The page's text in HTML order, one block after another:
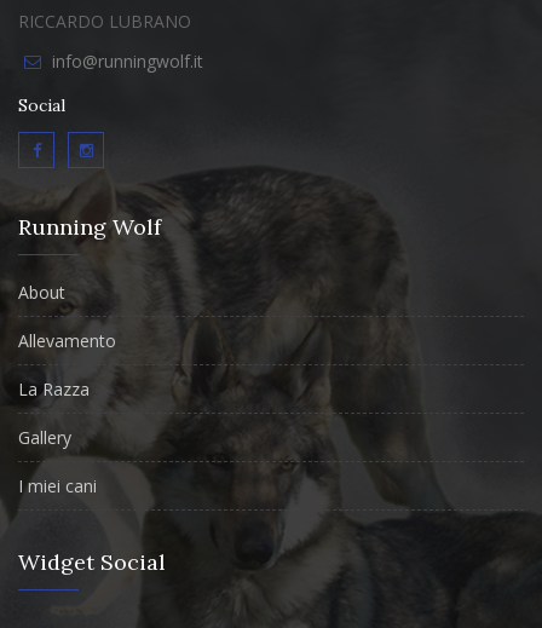
RICCARDO LUBRANO
info@runningwolf.it
Social
Running Wolf
About
Allevamento
La Razza
Gallery
I miei cani
Widget Social